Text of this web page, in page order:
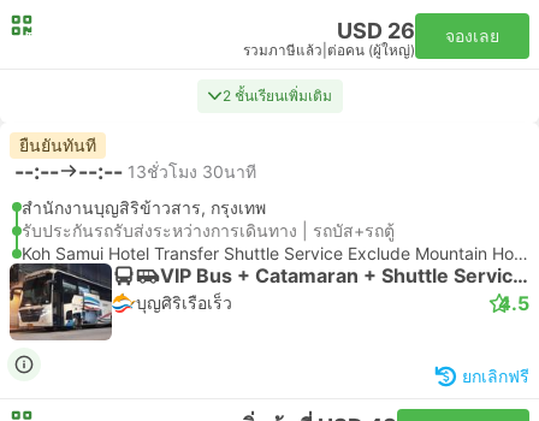
USD 26
รวมภาษีแล้ว ต่อคน (ผู้ใหญ่)
จองเลย
2 ชั้นเรียนเพิ่มเติม
ยืนยันทันที
--:-- --:-- 13ชั่วโมง 30นาที
สำนักงานบุญสิริข้าวสาร, กรุงเทพ
รับประกันรถรับส่งระหว่างการเดินทาง | รถบัส+รถตู้
Koh Samui Hotel Transfer Shuttle Service Exclude Mountain Hotel
VIP Bus + Catamaran + Shuttle Service (Exclude Mountain Hotel) | รถบัส
บุญศิริเรือเร็ว 4.5
ยกเลิกฟรี